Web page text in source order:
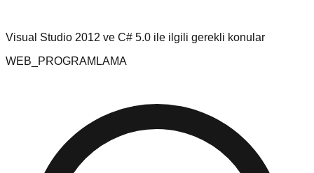
Visual Studio 2012 ve C# 5.0 ile ilgili gerekli konular
WEB_PROGRAMLAMA